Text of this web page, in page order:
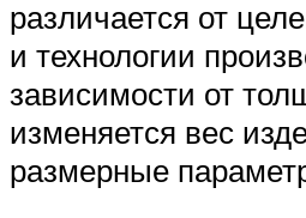
различается от
и технологии
зависимости от
изменяется вес
размерные